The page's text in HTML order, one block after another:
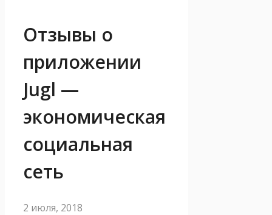
Отзывы о
приложении
Jugl —
экономическая
социальная
сеть
2 июля, 2018